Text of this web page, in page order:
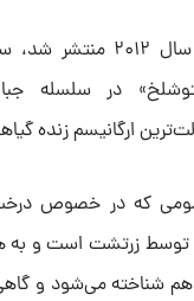
طبق گزارشی که در سال
در سلسله
ارگانیسم زنده
که در خصوص
توسط زرتشت است و به
شناخته می‌شود و گاهی